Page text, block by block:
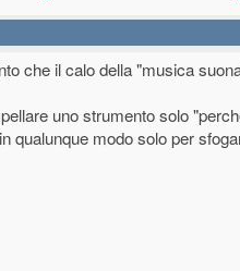
che il calo della "musica
uno strumento solo
qualunque modo solo per